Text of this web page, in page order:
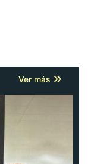
Ver más